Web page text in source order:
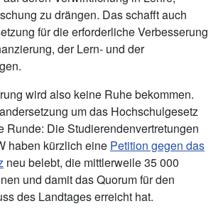
zu drängen. Das schafft auch
für die erforderliche Verbesserung
der Lern- und der
wird also keine Ruhe bekommen.
um das Hochschulgesetz
Runde: Die Studierendenvertretungen
haben kürzlich eine Petition gegen das
neu belebt, die mittlerweile 35 000
und damit das Quorum für den
des Landtages erreicht hat.